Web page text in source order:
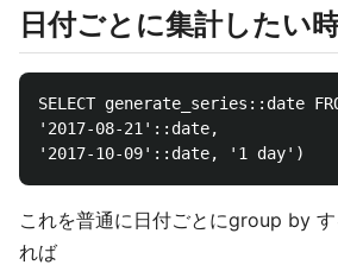
日付ごとに集計したい
SELECT generate_series::date
'2017-08-21'::date,
これを普通に日付ごとにgroup by
れば